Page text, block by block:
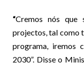
“Cremos nós que
projectos, tal como
programa, iremos
2030”. Disse o